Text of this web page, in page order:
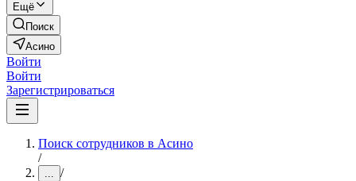
Ещё
Поиск
Асино
Войти
Войти
Зарегистрироваться
Поиск сотрудников в Асино
/
... /